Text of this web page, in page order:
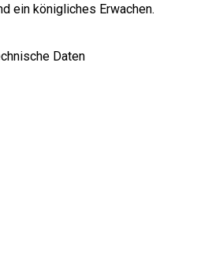
ein königliches Erwachen.
Daten